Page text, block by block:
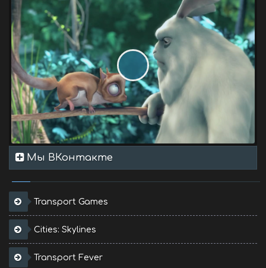
Мы ВКонтакте
Transport Games
Cities: Skylines
Transport Fever